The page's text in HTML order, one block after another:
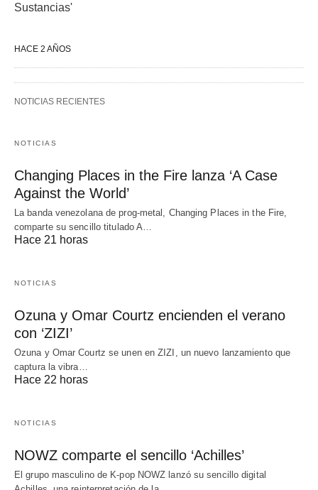
Sustancias'
HACE 2 AÑOS
NOTICIAS RECIENTES
NOTICIAS
Changing Places in the Fire lanza ‘A Case
Against the World’
La banda venezolana de prog-metal, Changing Places in the Fire,
comparte su sencillo titulado A…
Hace 21 horas
NOTICIAS
Ozuna y Omar Courtz encienden el verano
con ‘ZIZI’
Ozuna y Omar Courtz se unen en ZIZI, un nuevo lanzamiento que
captura la vibra…
Hace 22 horas
NOTICIAS
NOWZ comparte el sencillo ‘Achilles’
El grupo masculino de K-pop NOWZ lanzó su sencillo digital